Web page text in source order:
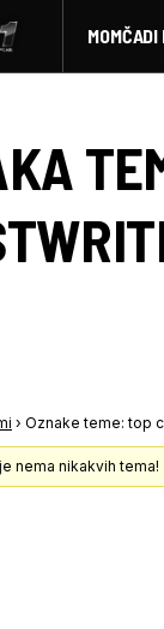
› Oznake teme: top
nema nikakvih tema!